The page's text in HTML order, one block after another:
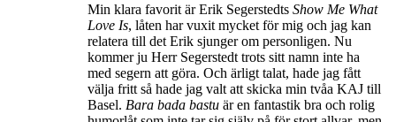
Min klara favorit är Erik Segerstedts Show Me What
Love Is, låten har vuxit mycket för mig och jag kan
relatera till det Erik sjunger om personligen. Nu
kommer ju Herr Segerstedt trots sitt namn inte ha
med segern att göra. Och ärligt talat, hade jag fått
välja fritt så hade jag valt att skicka min tvåa KAJ till
Basel. Bara bada bastu är en fantastik bra och rolig